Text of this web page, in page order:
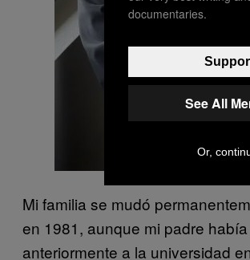
Mi familia se mudó
en 1981, aunque mi padre
anteriormente a la universidad
documentaries.
See All
Or,